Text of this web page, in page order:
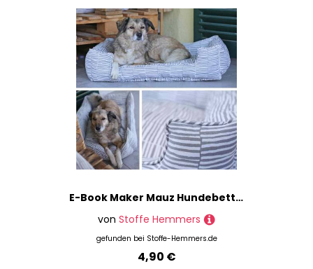
E-Book Maker Mauz Hundebett Alma
von Stoffe Hemmers
gefunden bei Stoffe-Hemmers.de
4,90 €